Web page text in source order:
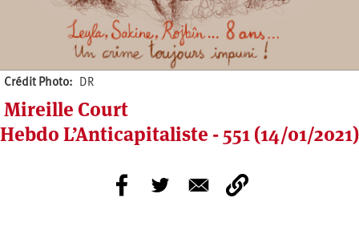
Crédit Photo DR
Mireille Court
Hebdo L’Anticapitaliste - 551 (14/01/2021)